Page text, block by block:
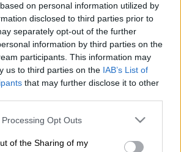
on personal information utilized by
disclosed to third parties prior to
separately opt-out of the further
information by third parties on the
participants. This information may
us to third parties on the IAB’s List of
that may further disclose it to other
website/app uses one or more Google
or usage behaviour. You may click to
Opt Outs
of the Sharing of my
βρέθηκε προσωρινά ένας
Κρήτης,καθώς
από αναρτήσεις του στα
δικτύωσης καλούσε τον
αδέσποτα ζώα και
, μέσα από σελίδα